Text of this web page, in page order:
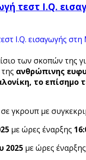
τεστ I.Q.
των σκοπών της
της ανθρώπινης
το επίσημο
γκρουπ με
με ώρες έναρξης
2025 με ώρες έναρξης